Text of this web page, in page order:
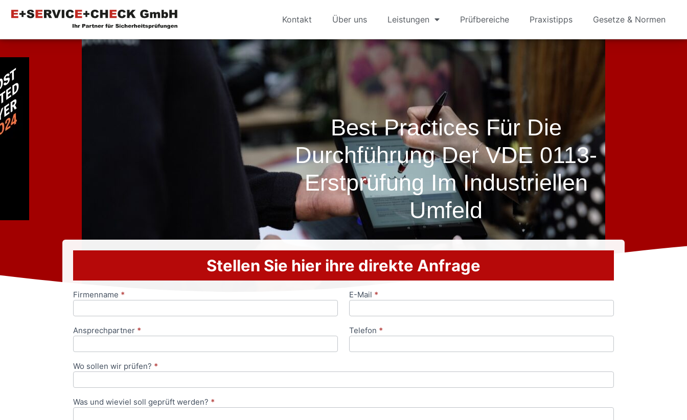
Kontakt Über uns Leistungen Prüfbereiche Praxistipps Gesetze & Normen
Best Practices Für Die
Durchführung Der VDE 0113-
Erstprüfung Im Industriellen
Umfeld
Stellen Sie hier ihre direkte Anfrage
Anfrageformular
Firmenname * E-Mail *
Ansprechpartner * Telefon *
Wo sollen wir prüfen? *
Was und wieviel soll geprüft werden? *